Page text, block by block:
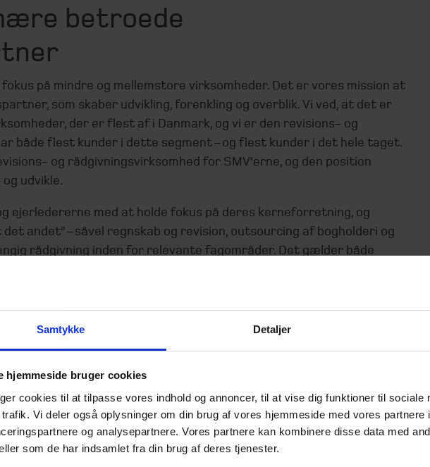
Samtykke Detaljer
hjemmeside bruger cookies
cookies til at tilpasse vores indhold og annoncer, til at vise dig funktioner til sociale
Vi deler også oplysninger om din brug af vores hjemmeside med vores partnere
og analysepartnere. Vores partnere kan kombinere disse data med
som de har indsamlet fra din brug af deres tjenester.
betroede
på mindre og mellemstore virksomheder. Det er vores mission at
som skaber udvikling, forenkling og overblik. Vi ved, at det er
der er flest af i Danmark, og vi er den revisions- og
både flest kunder i dette segment – og flest kunder i det hele taget.
og rådgivningsvirksomhed for SMV’erne, og den position
udvikle.
ejerledererne med at holde fokus på deres kerneforretning, og
andet” – såvel regnskab og revision, outsourcing af bogholderi og
rådgivning inden for relevante fagområder. Det gælder både
forenkling af bogholderi og økonomistyring, individuel formue- og
af forretningen.
Hent Beierholms Årsrapport 2024/25